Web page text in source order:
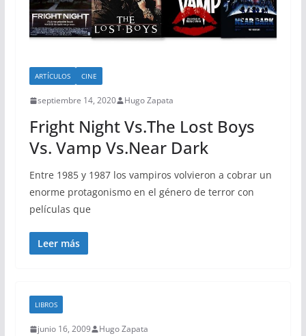
ARTÍCULOS CINE
septiembre 14, 2020 Hugo Zapata
Fright Night Vs.The Lost Boys
Vs. Vamp Vs.Near Dark
Entre 1985 y 1987 los vampiros volvieron a cobrar un
enorme protagonismo en el género de terror con
películas que
Leer más
LIBROS
junio 16, 2009 Hugo Zapata